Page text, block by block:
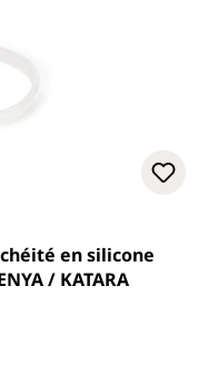
en silicone
/ KATARA